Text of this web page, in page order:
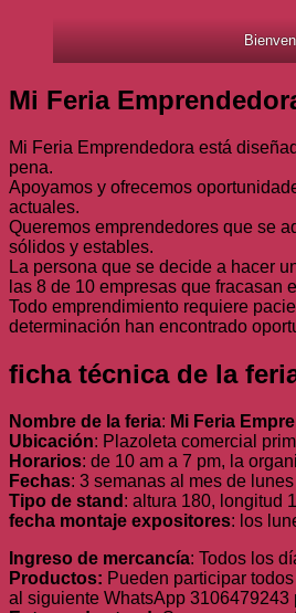
Mi Feria
Mi Feria Emprendedora está
pena.
Apoyamos y ofrecemos
actuales.
Queremos emprendedores que se
sólidos y estables.
La persona que se decide a hacer
las 8 de 10 empresas que fracasan
Todo emprendimiento requiere
determinación han encontrado
ficha técnica de la
Nombre de la feria: Mi Feria
Ubicación: Plazoleta comercial
Horarios: de 10 am a 7 pm, la
Fechas: 3 semanas al mes de
Tipo de stand : altura 180, longitud
fecha montaje expositores: los
Ingreso de mercancía: Todos los
Productos: Pueden participar
al siguiente WhatsApp 3106479243